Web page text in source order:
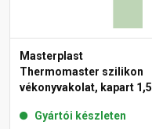
Masterplast
Thermomaster szilikon
vékonyvakolat, kapart 1,5
Gyártói készleten